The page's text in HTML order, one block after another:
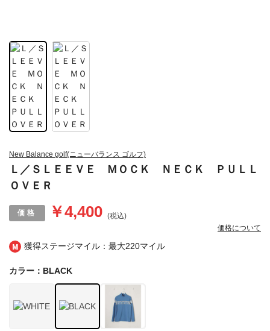
獲得ステージマイル：最大220マイル
New Balance golf(ニューバランス ゴルフ)
Ｌ／ＳＬＥＥＶＥ ＭＯＣＫ ＮＥＣＫ ＰＵＬＬ
ＯＶＥＲ
￥4,400 (税込)
価格について
カラー：BLACK